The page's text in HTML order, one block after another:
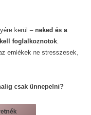
kerül – neked és a
foglalkoznotok
emlékek ne stresszesek,
csak ünnepelni?